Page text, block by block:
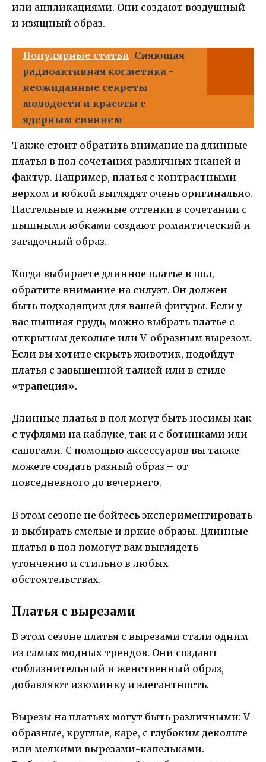
или аппликациями. Они создают воздушный
и изящный образ.
Популярные статьи Сияющая
радиоактивная косметика -
неожиданные секреты
молодости и красоты с
ядерным сиянием
Также стоит обратить внимание на длинные
платья в пол сочетания различных тканей и
фактур. Например, платья с контрастными
верхом и юбкой выглядят очень оригинально.
Пастельные и нежные оттенки в сочетании с
пышными юбками создают романтический и
загадочный образ.
Когда выбираете длинное платье в пол,
обратите внимание на силуэт. Он должен
быть подходящим для вашей фигуры. Если у
вас пышная грудь, можно выбрать платье с
открытым декольте или V-образным вырезом.
Если вы хотите скрыть животик, подойдут
платья с завышенной талией или в стиле
«трапеция».
Длинные платья в пол могут быть носимы как
с туфлями на каблуке, так и с ботинками или
сапогами. С помощью аксессуаров вы также
можете создать разный образ – от
повседневного до вечернего.
В этом сезоне не бойтесь экспериментировать
и выбирать смелые и яркие образы. Длинные
платья в пол помогут вам выглядеть
утонченно и стильно в любых
обстоятельствах.
Платья с вырезами
В этом сезоне платья с вырезами стали одним
из самых модных трендов. Они создают
соблазнительный и женственный образ,
добавляют изюминку и элегантность.
Вырезы на платьях могут быть различными: V-
образные, круглые, каре, с глубоким декольте
или мелкими вырезами-капельками.